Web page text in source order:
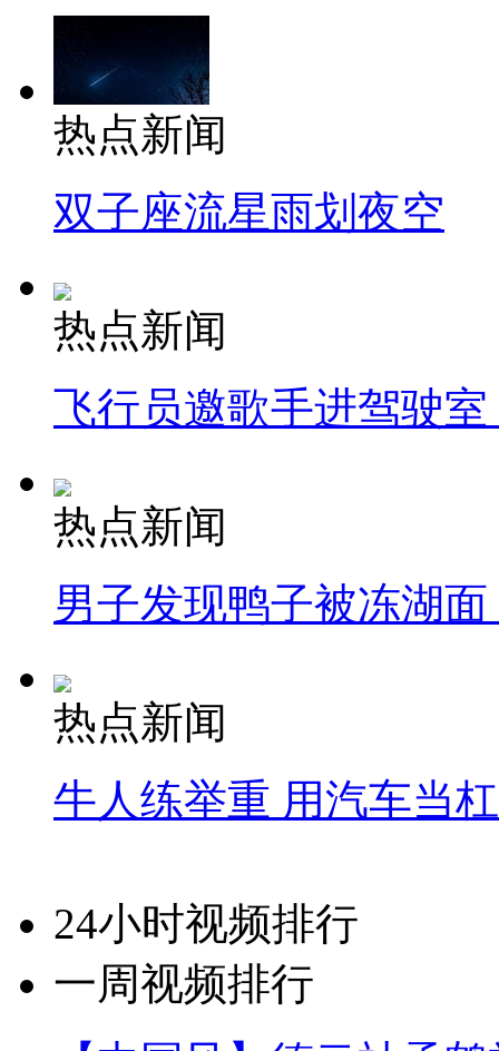
热点新闻
双子座流星雨划夜空
热点新闻
飞行员邀歌手进驾驶
热点新闻
男子发现鸭子被冻湖
热点新闻
牛人练举重 用汽车当
24小时视频排行
一周视频排行